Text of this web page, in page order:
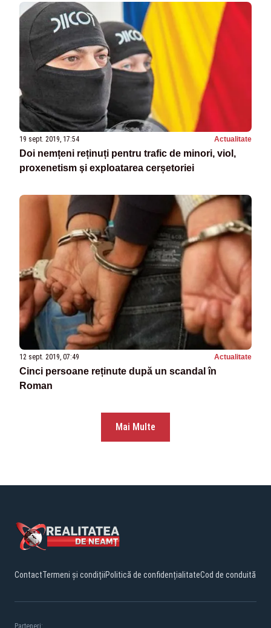
19 sept. 2019, 17:54 Actualitate
Doi nemțeni reținuți pentru trafic de minori, viol,
proxenetism şi exploatarea cerșetoriei
12 sept. 2019, 07:49 Actualitate
Cinci persoane reținute după un scandal în
Roman
Mai Multe
ContactTermeni și condițiiPolitică de confidențialitateCod de conduită